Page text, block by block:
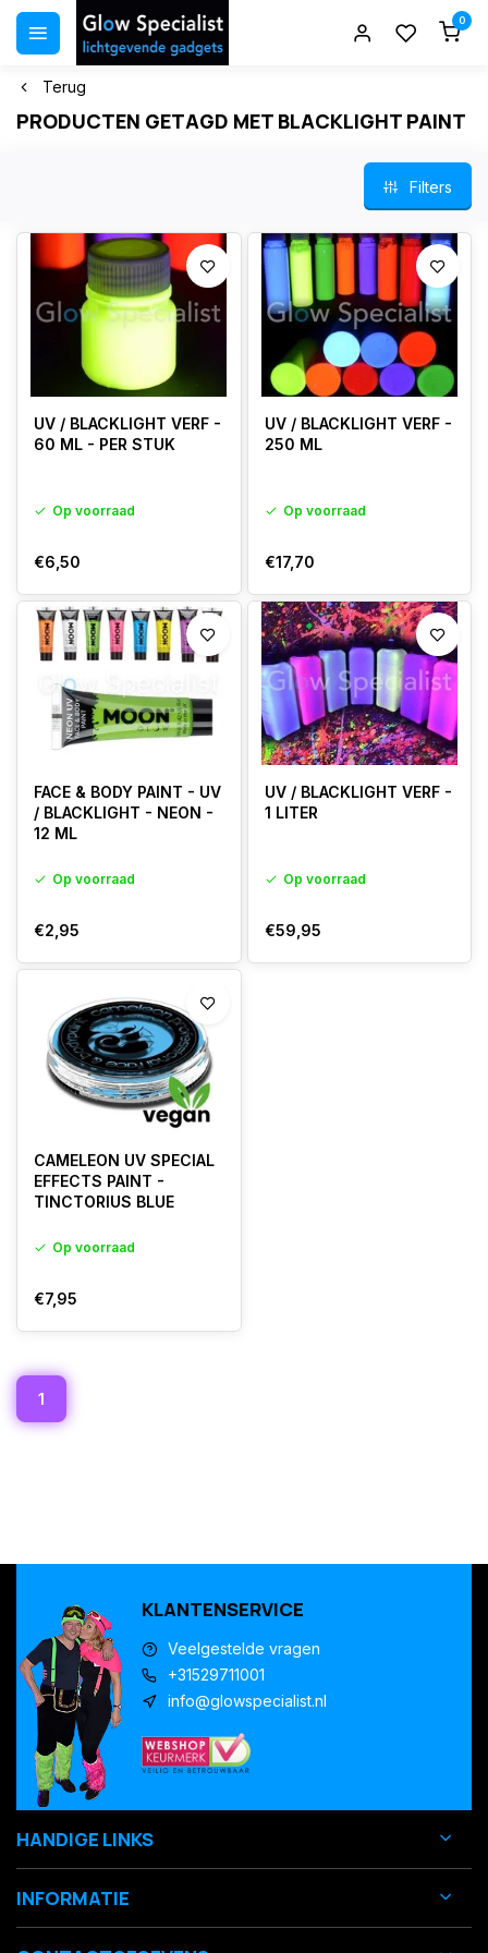
0
Terug
PRODUCTEN GETAGD MET BLACKLIGHT PAINT
Filters
UV / BLACKLIGHT VERF -
60 ML - PER STUK
Op voorraad
€6,50
UV / BLACKLIGHT VERF -
250 ML
Op voorraad
€17,70
FACE & BODY PAINT - UV
/ BLACKLIGHT - NEON -
12 ML
Op voorraad
€2,95
UV / BLACKLIGHT VERF -
1 LITER
Op voorraad
€59,95
CAMELEON UV SPECIAL
EFFECTS PAINT -
TINCTORIUS BLUE
Op voorraad
€7,95
1
KLANTENSERVICE
Veelgestelde vragen
+31529711001
info@glowspecialist.nl
HANDIGE LINKS
INFORMATIE